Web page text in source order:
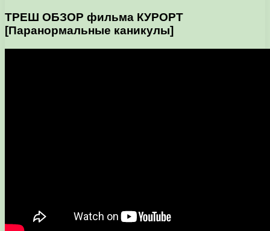
ТРЕШ ОБЗОР фильма КУРОРТ
[Паранормальные каникулы]